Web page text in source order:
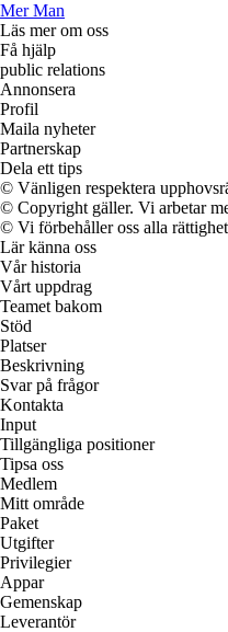
Mer Man
Läs mer om oss
Få hjälp
public relations
Annonsera
Profil
Maila nyheter
Partnerskap
Dela ett tips
© Vänligen respektera
© Copyright gäller. Vi arbetar
© Vi förbehåller oss alla
Lär känna oss
Vår historia
Vårt uppdrag
Teamet bakom
Stöd
Platser
Beskrivning
Svar på frågor
Kontakta
Input
Tillgängliga positioner
Tipsa oss
Medlem
Mitt område
Paket
Utgifter
Privilegier
Appar
Gemenskap
Leverantör